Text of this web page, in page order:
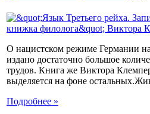
О нацистском режиме Германии
издано достаточно большое
трудов. Книга же Виктора
выделяется на фоне
Подробнее »